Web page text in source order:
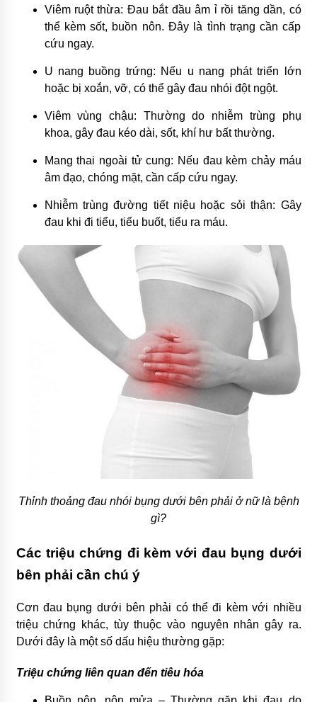
5 năm ago
nguyên liệu có sẵn
5 năm ago
Viêm ruột thừa: Đau bắt đầu âm ỉ rồi tăng dần, có
thể kèm sốt, buồn nôn. Đây là tình trạng cần cấp
cứu ngay.
U nang buồng trứng: Nếu u nang phát triển lớn
hoặc bị xoắn, vỡ, có thể gây đau nhói đột ngột.
Viêm vùng chậu: Thường do nhiễm trùng phụ
khoa, gây đau kéo dài, sốt, khí hư bất thường.
Mang thai ngoài tử cung: Nếu đau kèm chảy máu
âm đạo, chóng mặt, cần cấp cứu ngay.
Nhiễm trùng đường tiết niệu hoặc sỏi thận: Gây
đau khi đi tiểu, tiểu buốt, tiểu ra máu.
Thỉnh thoảng đau nhói bụng dưới bên phải ở nữ là bệnh
gì?
Các triệu chứng đi kèm với đau bụng dưới
bên phải cần chú ý
Cơn đau bụng dưới bên phải có thể đi kèm với nhiều
triệu chứng khác, tùy thuộc vào nguyên nhân gây ra.
Dưới đây là một số dấu hiệu thường gặp:
Triệu chứng liên quan đến tiêu hóa